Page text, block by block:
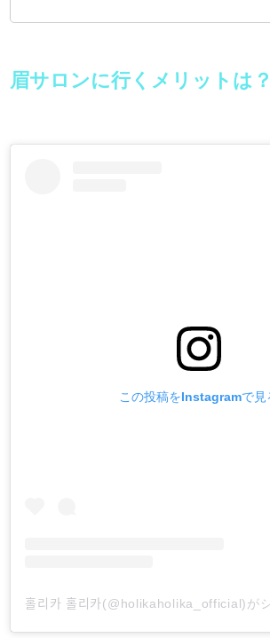
眉サロンに行くメリットは？
この投稿をInstagramで見
홀리카 홀리카(@holikaholika_official)